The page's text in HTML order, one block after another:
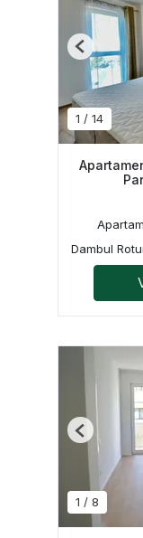
1 / 14
Previous
Dambul
1 / 8
Previous